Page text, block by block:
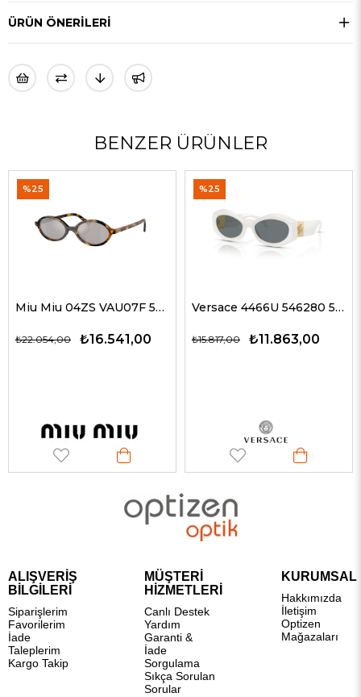
ÜRÜN ÖNERILERI
BENZER ÜRÜNLER
Miu Miu 04ZS VAU07F 50 Kadın Güneş Gözlükleri Versace 4466U 546280 54 G Kadın Güneş Gözlükleri
₺11.863,00
₺15.817,00 ₺19.327,00
ALIŞVERİŞ
BİLGİLERİ
Siparişlerim
Favorilerim
İade
Taleplerim
Kargo Takip
MÜŞTERİ
HİZMETLERİ
Canlı Destek
Yardım
Garanti &
İade
Sorgulama
Sıkça Sorulan
Sorular
KURUMSAL
Hakkımızda
İletişim
Optizen
Mağazaları